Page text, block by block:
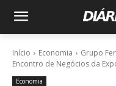
Início Economia
Grupo
Encontro de Negócios da
Economia